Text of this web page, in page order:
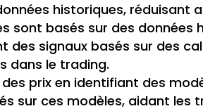
historiques, réduisant
sont basés sur des données
des signaux basés sur des
dans le trading.
prix en identifiant des
sur ces modèles, aidant les